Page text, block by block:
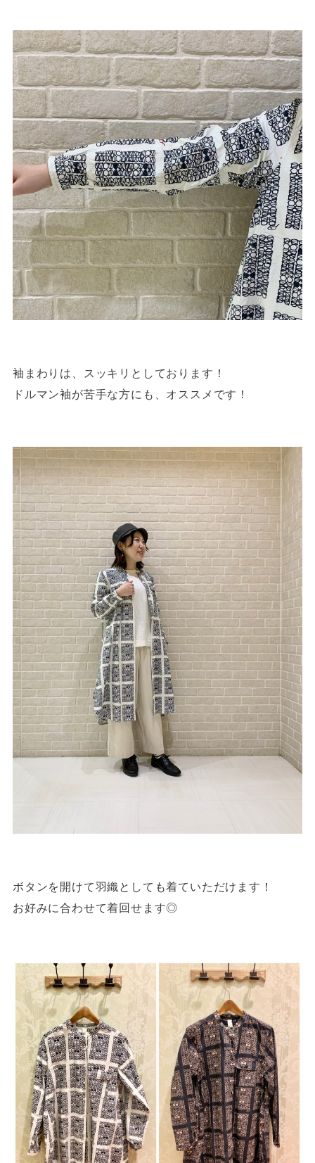
袖まわりは、スッキリとしております！
ドルマン袖が苦手な方にも、オススメです！
ボタンを開けて羽織としても着ていただけます！
お好みに合わせて着回せます◎